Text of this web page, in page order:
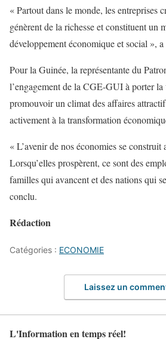
« Partout dans le monde, les entreprises
génèrent de la richesse et constituent un
développement économique et social »,
Pour la Guinée, la représentante du
l’engagement de la CGE-GUI à porter
promouvoir un climat des affaires
activement à la transformation
« L’avenir de nos économies se construit
Lorsqu’elles prospèrent, ce sont des
familles qui avancent et des nations qui
conclu.
Rédaction
Catégories : ECONOMIE
Laissez un
L'Information en temps réel!